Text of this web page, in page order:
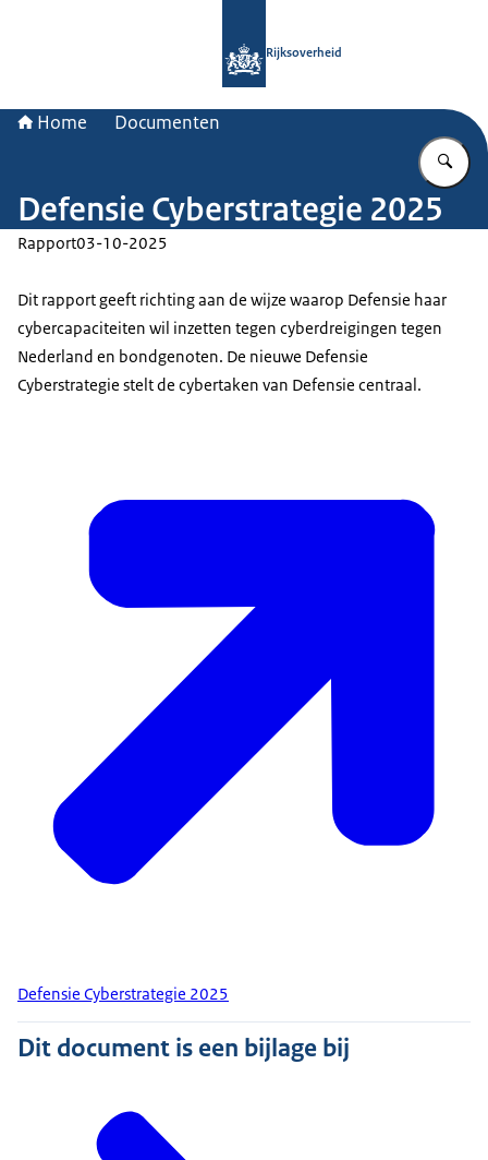
Rijksoverheid
Home Documenten
Defensie Cyberstrategie 2025
Rapport03-10-2025
Dit rapport geeft richting aan de wijze waarop Defensie haar
cybercapaciteiten wil inzetten tegen cyberdreigingen tegen
Nederland en bondgenoten. De nieuwe Defensie
Cyberstrategie stelt de cybertaken van Defensie centraal.
Defensie Cyberstrategie 2025
Dit document is een bijlage bij